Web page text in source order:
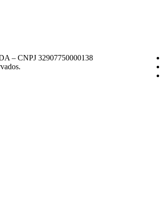
– CNPJ 32907750000138